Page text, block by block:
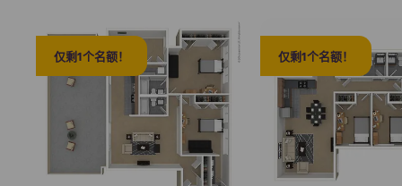
仅剩1个名额！ 仅剩1个名额！